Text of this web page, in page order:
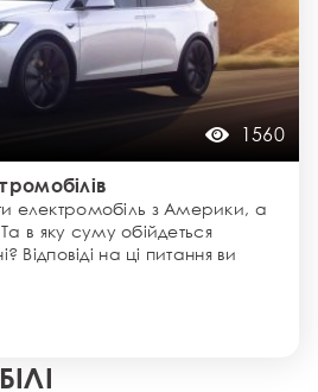
1560
електромобіль з Америки, а
в яку суму обійдеться
Відповіді на ці питання ви